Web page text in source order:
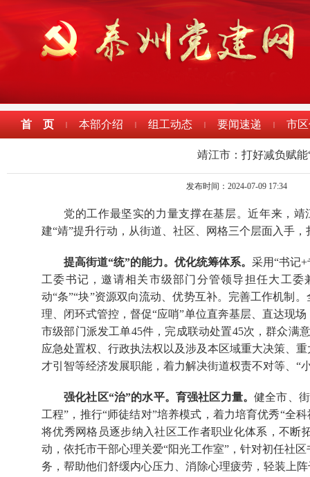
首 页 | 本部介绍 | 组工动态 | 要闻速递 | 市
靖江市：打好减负赋
发布时间：2024-07-09 17:34
党的工作最坚实的力量支撑在基层。近年来，
建“靖”提升行动，从街道、社区、网格三个层面入手
提高街道“统”的能力。优化统筹体系。 采用“书记
工委书记，邀请相关市级部门分管领导担任大工
动“条”“块”资源双向流动、优势互补。完善工作机制
理、闭环式管控，督促“应哨”单位直奔基层、直达现
市级部门派发工单45件，完成联动处置45次，群众满
应急处置权、行政执法权以及涉及本区域重大决策、
才引智等经济发展职能，着力解决街道权责不对等、“
强化社区“治”的水平。育强社区力量。健全市、
工程”，推行“师徒结对”培养模式，着力培育优秀“全
将优秀网格员逐步纳入社区工作者职业化体系，不断
动，依托市干部心理关爱“阳光工作室”，针对初任社
务，帮助他们舒缓内心压力、消除心理疲劳，轻装上